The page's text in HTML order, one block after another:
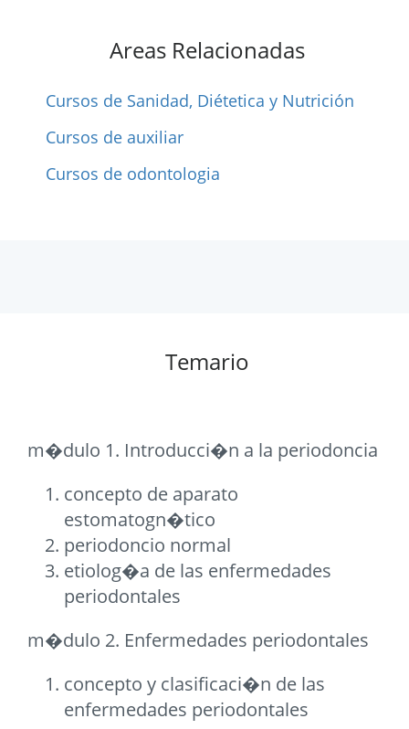
Areas Relacionadas
Cursos de Sanidad, Diétetica y Nutrición
Cursos de auxiliar
Cursos de odontologia
Temario
m�dulo 1. Introducci�n a la periodoncia
concepto de aparato
estomatogn�tico
periodoncio normal
etiolog�a de las enfermedades
periodontales
m�dulo 2. Enfermedades periodontales
concepto y clasificaci�n de las
enfermedades periodontales